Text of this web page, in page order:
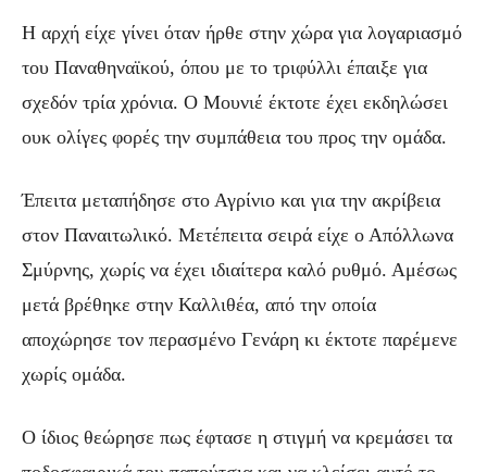
Η αρχή είχε γίνει όταν ήρθε στην χώρα για λογαριασμό
του Παναθηναϊκού, όπου με το τριφύλλι έπαιξε για
σχεδόν τρία χρόνια. Ο Μουνιέ έκτοτε έχει εκδηλώσει
ουκ ολίγες φορές την συμπάθεια του προς την ομάδα.
Έπειτα μεταπήδησε στο Αγρίνιο και για την ακρίβεια
στον Παναιτωλικό. Μετέπειτα σειρά είχε ο Απόλλωνα
Σμύρνης, χωρίς να έχει ιδιαίτερα καλό ρυθμό. Αμέσως
μετά βρέθηκε στην Καλλιθέα, από την οποία
αποχώρησε τον περασμένο Γενάρη κι έκτοτε παρέμενε
χωρίς ομάδα.
Ο ίδιος θεώρησε πως έφτασε η στιγμή να κρεμάσει τα